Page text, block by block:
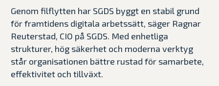
Genom filflytten har SGDS byggt en stabil grund
för framtidens digitala arbetssätt, säger Ragnar
Reuterstad, CIO på SGDS. Med enhetliga
strukturer, hög säkerhet och moderna verktyg
står organisationen bättre rustad för samarbete,
effektivitet och tillväxt.